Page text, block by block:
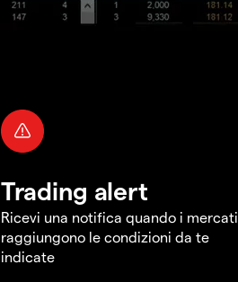
Trading alert
Ricevi una notifica quando i mercati
raggiungono le condizioni da te
indicate